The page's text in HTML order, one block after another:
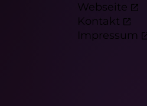
Webseite
Kontakt
Impressum